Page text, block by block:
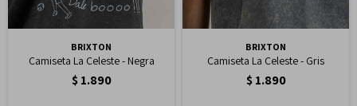
BRIXTON
Camiseta La Celeste - Negra
$ 1.890
BRIXTON
Camiseta La Celeste - Gris
$ 1.890